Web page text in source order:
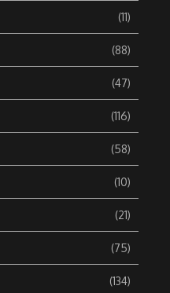
(11)
(88)
(47)
(116)
(58)
(10)
(21)
(75)
(134)